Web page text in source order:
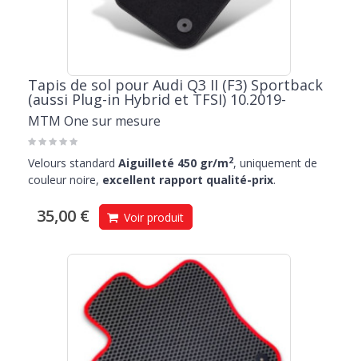
Tapis de sol pour Audi Q3 II (F3) Sportback
(aussi Plug-in Hybrid et TFSI) 10.2019-
MTM One sur mesure
Velours standard Aiguilleté 450 gr/m2, uniquement de
couleur noire, excellent rapport qualité-prix.
35,00 € Voir produit